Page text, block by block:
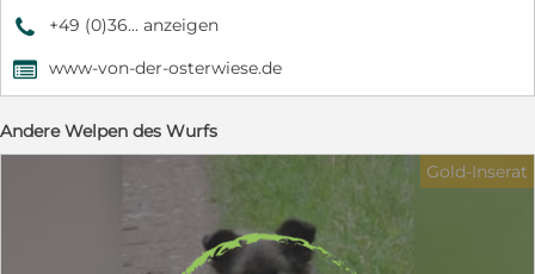
9 +49 (0)36... anzeigen
, www-von-der-osterwiese.de
Andere Welpen des Wurfs
Gold-Inserat